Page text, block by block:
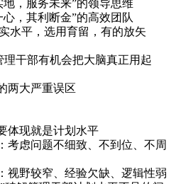
，服务未来”的领导思维
，其利断金”的高效团队
水平，选用育留，有的放矢
干部有机会把大脑真正用起
两大严重误区
体现就是计划水平
考虑问题不细致、不到位、不周
视野较窄、经验欠缺、逻辑性弱